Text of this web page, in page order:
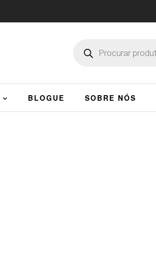
BLOGUE SOBRE NÓS